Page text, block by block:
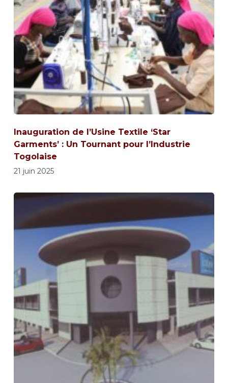
Inauguration de l’Usine Textile ‘Star
Garments’ : Un Tournant pour l’Industrie
Togolaise
21 juin 2025